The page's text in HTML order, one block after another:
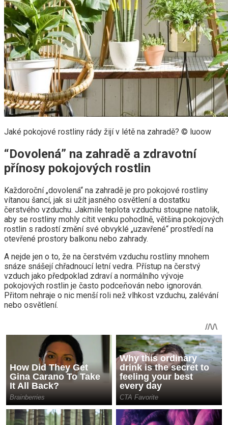
Jaké pokojové rostliny rády žijí v létě na zahradě? © luoow
“Dovolená” na zahradě a zdravotní
přínosy pokojových rostlin
Každoroční „dovolená“ na zahradě je pro pokojové rostliny
vítanou šancí, jak si užít jasného osvětlení a dostatku
čerstvého vzduchu. Jakmile teplota vzduchu stoupne natolik,
aby se rostliny mohly cítit venku pohodlně, většina pokojových
rostlin s radostí změní své obvyklé „uzavřené“ prostředí na
otevřené prostory balkonu nebo zahrady.
A nejde jen o to, že na čerstvém vzduchu rostliny mnohem
snáze snášejí chřadnoucí letní vedra. Přístup na čerstvý
vzduch jako předpoklad zdraví a normálního vývoje
pokojových rostlin je často podceňován nebo ignorován.
Přitom nehraje o nic menší roli než vlhkost vzduchu, zalévání
nebo osvětlení.